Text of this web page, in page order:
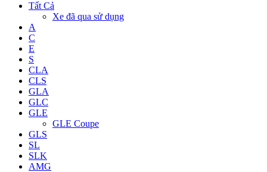
Tất Cả
Xe đã qua sử dụng
A
C
E
S
CLA
CLS
GLA
GLC
GLE
GLE Coupe
GLS
SL
SLK
AMG